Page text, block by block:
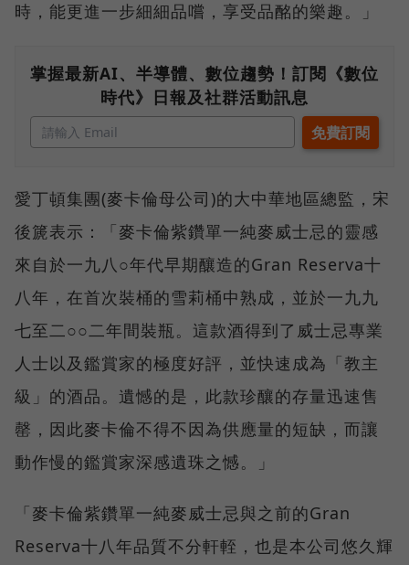
時，能更進一步細細品嚐，享受品酩的樂趣。」
掌握最新AI、半導體、數位趨勢！訂閱《數位
時代》日報及社群活動訊息
愛丁頓集團(麥卡倫母公司)的大中華地區總監，宋
後篪表示：「麥卡倫紫鑽單一純麥威士忌的靈感
來自於一九八○年代早期釀造的Gran Reserva十
八年，在首次裝桶的雪莉桶中熟成，並於一九九
七至二○○二年間裝瓶。這款酒得到了威士忌專業
人士以及鑑賞家的極度好評，並快速成為「教主
級」的酒品。遺憾的是，此款珍釀的存量迅速售
罄，因此麥卡倫不得不因為供應量的短缺，而讓
動作慢的鑑賞家深感遺珠之憾。」
「麥卡倫紫鑽單一純麥威士忌與之前的Gran
Reserva十八年品質不分軒輊，也是本公司悠久輝